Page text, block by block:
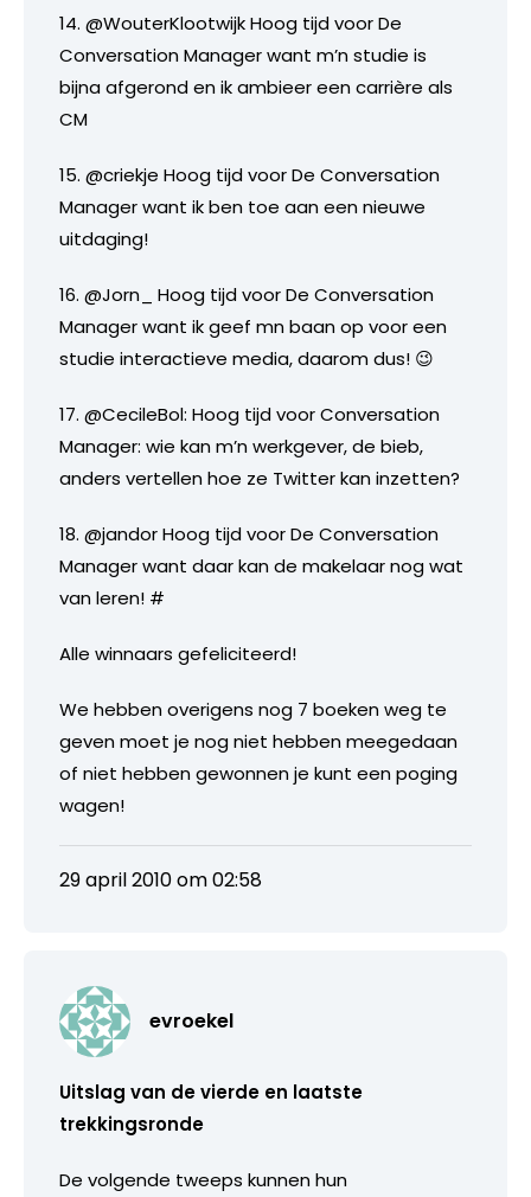
14. @WouterKlootwijk Hoog tijd voor De
Conversation Manager want m’n studie is
bijna afgerond en ik ambieer een carrière als
CM
15. @criekje Hoog tijd voor De Conversation
Manager want ik ben toe aan een nieuwe
uitdaging!
16. @Jorn_ Hoog tijd voor De Conversation
Manager want ik geef mn baan op voor een
studie interactieve media, daarom dus! 😉
17. @CecileBol: Hoog tijd voor Conversation
Manager: wie kan m’n werkgever, de bieb,
anders vertellen hoe ze Twitter kan inzetten?
18. @jandor Hoog tijd voor De Conversation
Manager want daar kan de makelaar nog wat
van leren! #
Alle winnaars gefeliciteerd!
We hebben overigens nog 7 boeken weg te
geven moet je nog niet hebben meegedaan
of niet hebben gewonnen je kunt een poging
wagen!
29 april 2010 om 02:58
evroekel
Uitslag van de vierde en laatste
trekkingsronde
De volgende tweeps kunnen hun